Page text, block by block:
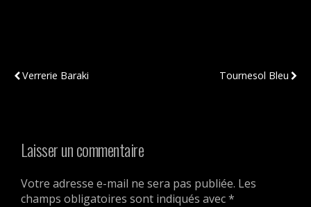
Verrerie Baraki
Tournesol Bleu
Laisser un commentaire
Votre adresse e-mail ne sera pas publiée. Les
champs obligatoires sont indiqués avec*